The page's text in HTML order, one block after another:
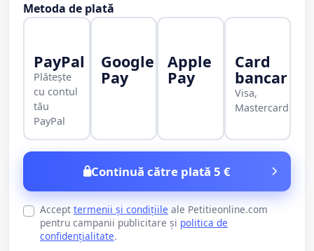
Metoda de plată
PayPal
Plătește
cu contul
tău
PayPal
Google
Pay
Apple
Pay
Card
bancar
Visa,
Mastercard
Continuă către plată 5 €
Accept termenii și condițiile ale Petitieonline.com
pentru campanii publicitare și politica de
confidențialitate.